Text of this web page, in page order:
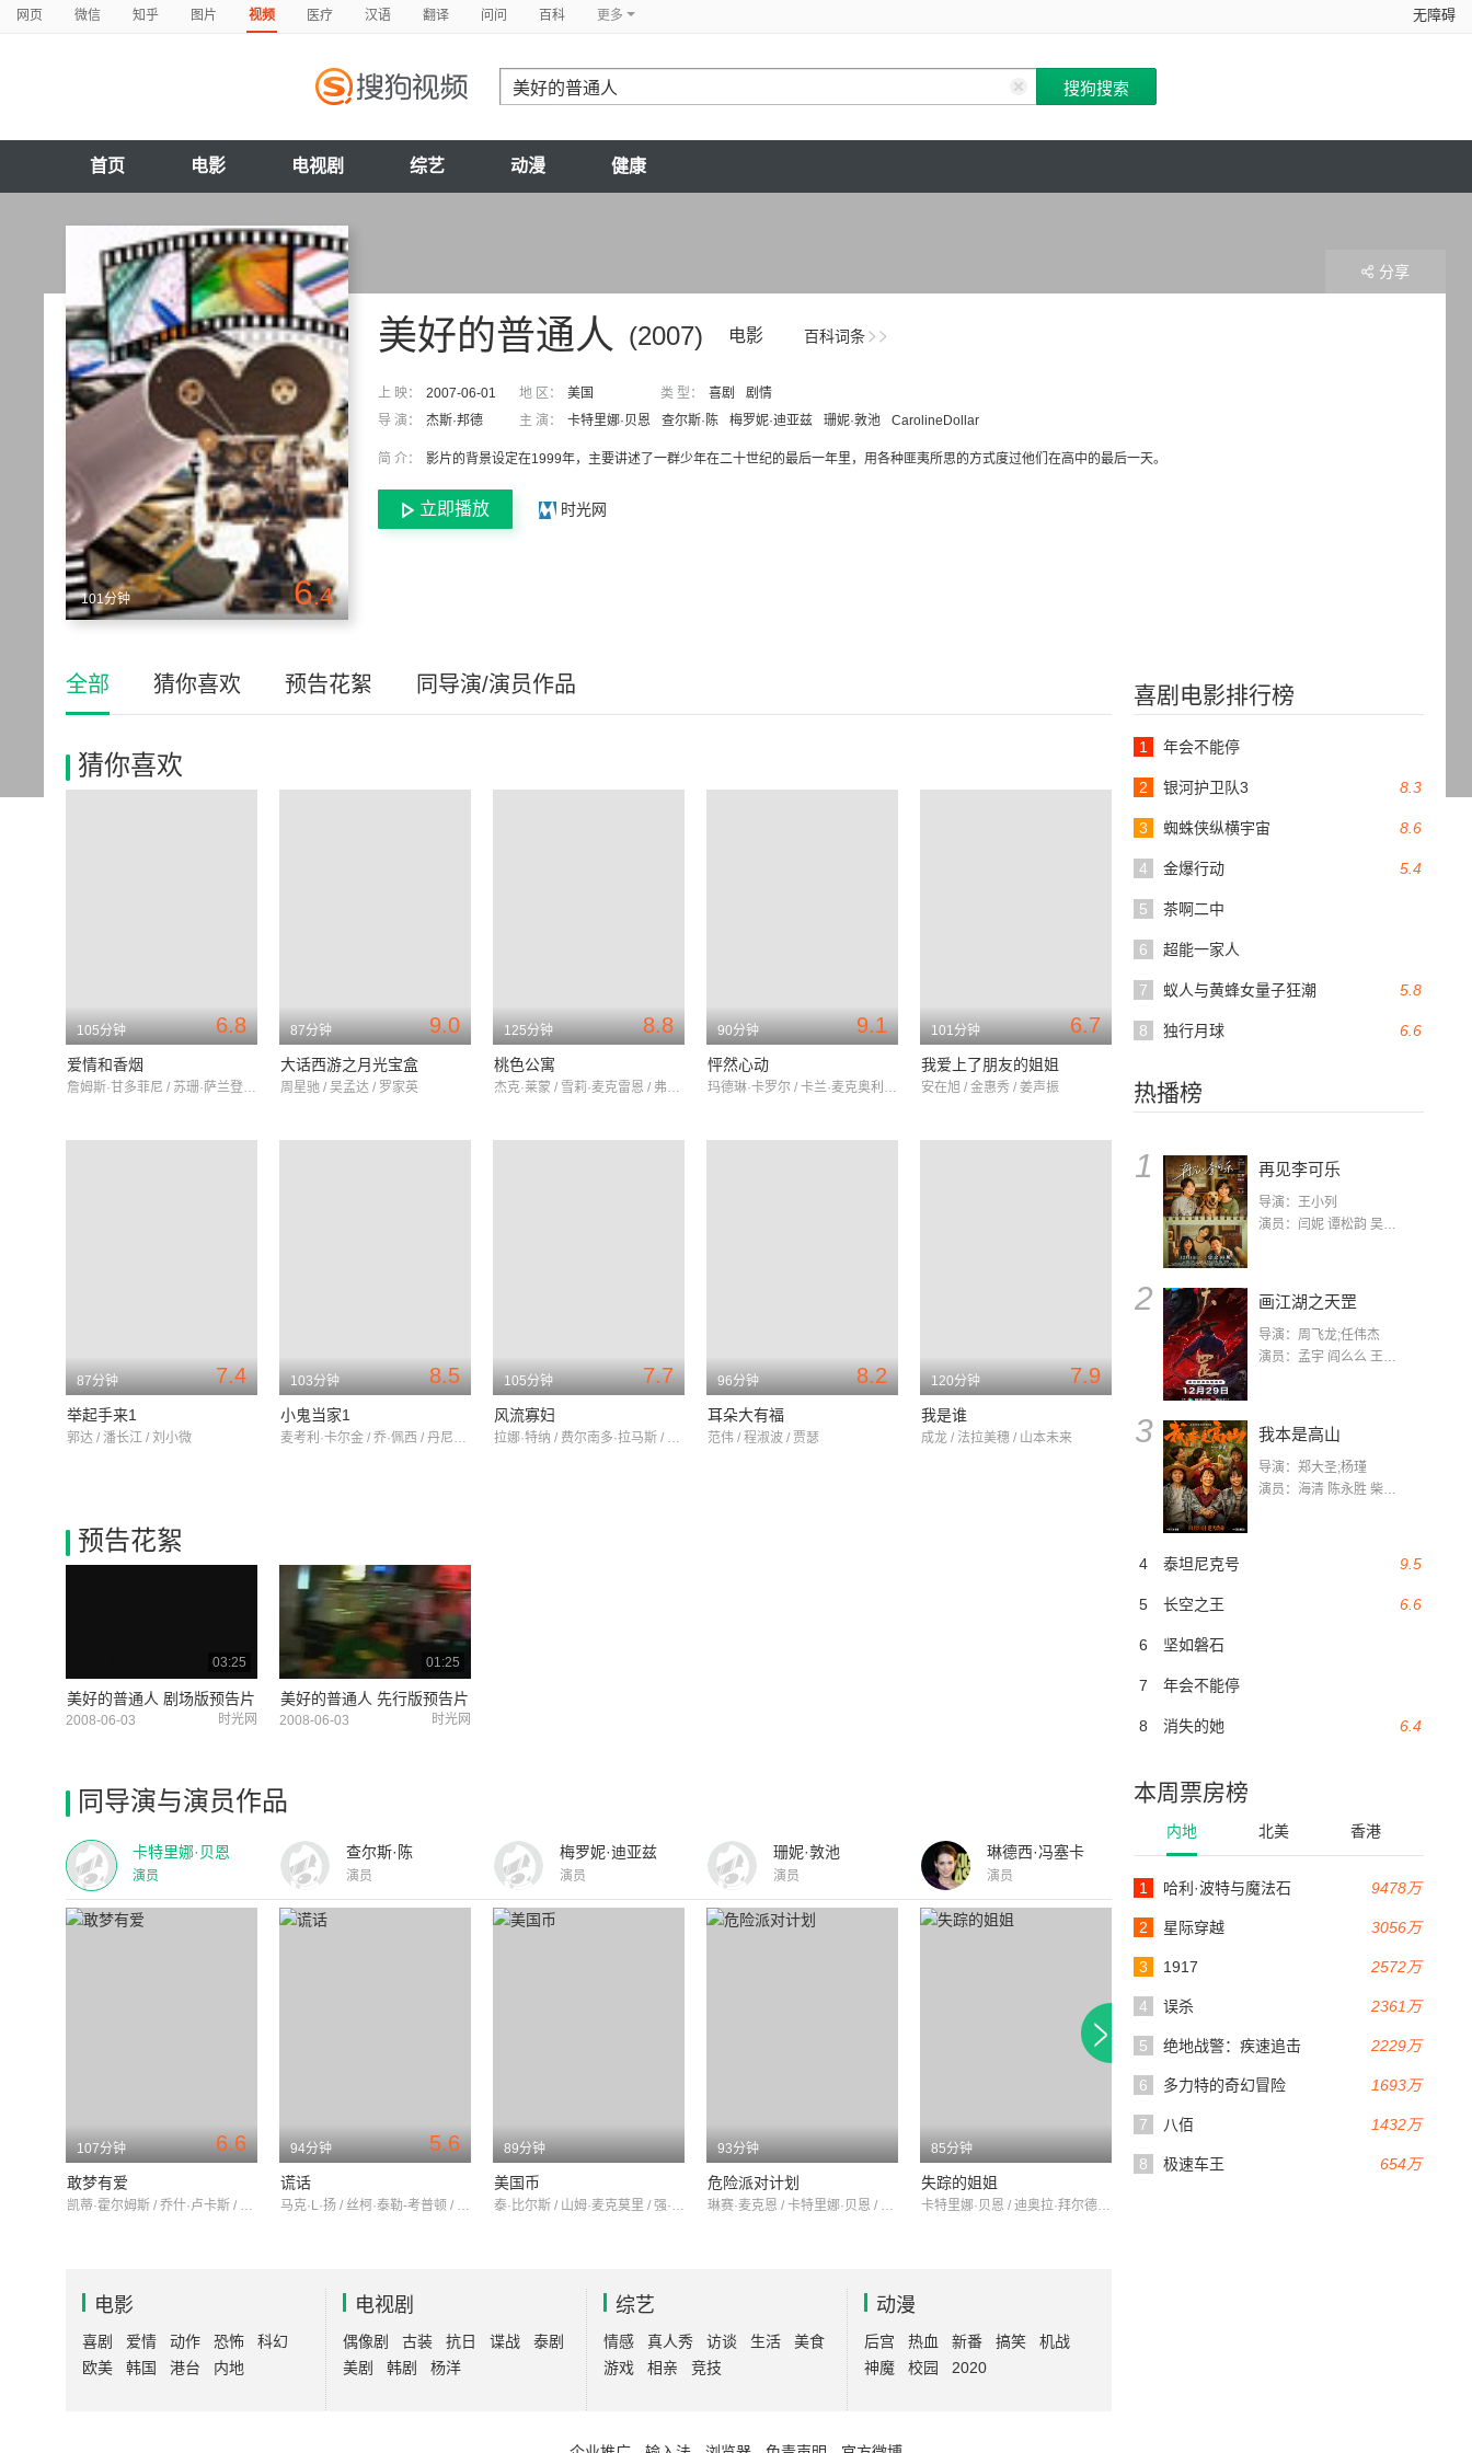
网页 微信 知乎 图片 视频 医疗 汉语 翻译 问问 百科 更多 无障碍
首页 电影 电视剧 综艺 动漫 健康
101分钟 6.4
百科词条
(2007) 电影
美好的普通人
上 映： 2007-06-01 地 区： 美国 类 型： 喜剧
剧情
导 演：
杰斯·邦德 主 演： 卡特里娜·贝恩 查尔斯·陈 梅罗妮·迪亚兹 珊妮·敦池 CarolineDollar
简 介： 影片的背景设定在1999年，主要讲述了一群少年在二十世纪的最后一年里，用各种匪夷所思的方式度过他们在高中的最后一天。
立即播放 时光网
分享
喜剧电影排行榜
1 年会不能停
8.3
2 银河护卫队3
8.6
3 蜘蛛侠纵横宇宙
5.4
4 金爆行动
5 茶啊二中
6 超能一家人
5.8
7 蚁人与黄蜂女量子狂潮
6.6
8 独行月球
热播榜
1 再见李可乐
导演：王小列
演员：闫妮 谭松韵 吴京 蒋龙 赵小棠 冯雷 李虎城 平安 小七 小可乐
2 画江湖之天罡
导演：周飞龙;任伟杰
演员：孟宇 阎么么 王凯 郭政建 阎萌萌 杨默 高枫 齐斯伽 刘芊含 马程
3 我本是高山
导演：郑大圣;杨瑾
演员：海清 陈永胜 柴烨 王玥婷 万国鹏 美朵达瓦 赵瑞婷 罗解艳 郭莉娜 潘家艳
9.5
4 泰坦尼克号
6.6
5 长空之王
6 坚如磐石
7 年会不能停
6.4
8 消失的她
本周票房榜
内地 北美 香港
9478万
1 哈利·波特与魔法石
3056万
2 星际穿越
2572万
3 1917
2361万
4 误杀
2229万
5 绝地战警：疾速追击
1693万
6 多力特的奇幻冒险
1432万
7 八佰
654万
8 极速车王
全部 猜你喜欢 预告花絮 同导演/演员作品
猜你喜欢
6.8
105分钟
爱情和香烟
詹姆斯·甘多菲尼 / 苏珊·萨兰登 / 凯特·温斯莱特
9.0
87分钟
大话西游之月光宝盒
周星驰 / 吴孟达 / 罗家英
8.8
125分钟
桃色公寓
杰克·莱蒙 / 雪莉·麦克雷恩 / 弗莱德·麦克莫瑞
9.1
90分钟
怦然心动
玛德琳·卡罗尔 / 卡兰·麦克奥利菲 / 瑞贝卡·德·莫妮
6.7
101分钟
我爱上了朋友的姐姐
安在旭 / 金惠秀 / 姜声振
7.4
87分钟
举起手来1
郭达 / 潘长江 / 刘小微
8.5
103分钟
小鬼当家1
麦考利·卡尔金 / 乔·佩西 / 丹尼尔·斯特恩
7.7
105分钟
风流寡妇
拉娜·特纳 / 费尔南多·拉马斯 / 尤娜·默克尔
8.2
96分钟
耳朵大有福
范伟 / 程淑波 / 贾瑟
7.9
120分钟
我是谁
成龙 / 法拉美穗 / 山本未来
预告花絮
03:25
美好的普通人 剧场版预告片
2008-06-03 时光网
01:25
美好的普通人 先行版预告片
2008-06-03 时光网
同导演与演员作品
卡特里娜·贝恩
演员
查尔斯·陈
演员
梅罗妮·迪亚兹
演员
珊妮·敦池
演员
琳德西·冯塞卡
演员
6.6
107分钟
敢梦有爱
凯蒂·霍尔姆斯 / 乔什·卢卡斯 / 杰瑞·奥康奈尔
5.6
94分钟
谎话
马克·L·扬 / 丝柯·泰勒-考普顿 / 坦妮娅·雷蒙德
89分钟
美国币
泰·比尔斯 / 山姆·麦克莫里 / 强·格瑞斯
93分钟
危险派对计划
琳赛·麦克恩 / 卡特里娜·贝恩 / CathrynDylan
85分钟
失踪的姐姐
卡特里娜·贝恩 / 迪奥拉·拜尔德 / 马克·法姆吉列蒂
电影
喜剧 爱情 动作 恐怖
科幻
欧美
韩国 港台 内地
电视剧
偶像剧 古装 抗日 谍战
泰剧
美剧
韩剧 杨洋
综艺
情感 真人秀 访谈 生活
美食
游戏
相亲 竞技
动漫
后宫 热血 新番 搞笑
机战
神魔
校园 2020